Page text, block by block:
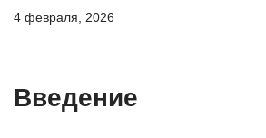
4 февраля, 2026
Введение